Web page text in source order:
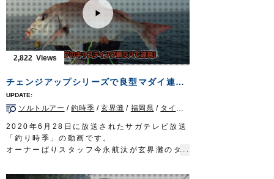
STX-38ZN
STX-45ZN
OWNERMOVIEhttp://ownertv.jp/
オーナーばりwebsite
http://www.owner.co.jp
2,822
チェンジアップシリーズで良型マダイ連発！玄界灘タイラバゲーム！
ソルトルアー /釣時季 /玄界灘 / 福岡県 / タイラバ
2020年6月28日に放送されたサガテレビ放送
「釣り時季」の動画です。
オーナーばりスタッフ今永航汰が玄界灘のタ
セオリー道理の釣り方が通じない厳しい状況